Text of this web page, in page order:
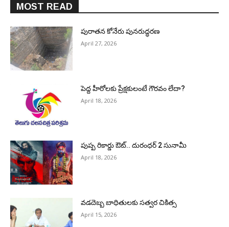
MOST READ
పురాత‌న కోనేరు పున‌రుద్ధ‌ర‌ణ
April 27, 2026
పెద్ద హీరోల‌కు ప్రేక్ష‌కులంటే గౌర‌వం లేదా?
April 18, 2026
పుష్ప రికార్డు ఔట్‌.. దురంధ‌ర్ 2 సునామీ
April 18, 2026
వడదెబ్బ బాధితులకు సత్వర చికిత్స
April 15, 2026